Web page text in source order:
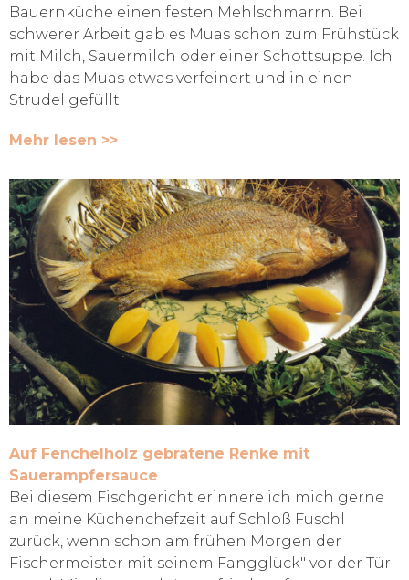
Bauernküche einen festen Mehlschmarrn. Bei
schwerer Arbeit gab es Muas schon zum Frühstück
mit Milch, Sauermilch oder einer Schottsuppe. Ich
habe das Muas etwas verfeinert und in einen
Strudel gefüllt.
Mehr lesen >>
Auf Fenchelholz gebratene Renke mit
Sauerampfersauce
Bei diesem Fischgericht erinnere ich mich gerne
an meine Küchenchefzeit auf Schloß Fuschl
zurück, wenn schon am frühen Morgen der
Fischermeister mit seinem Fangglück" vor der Tür